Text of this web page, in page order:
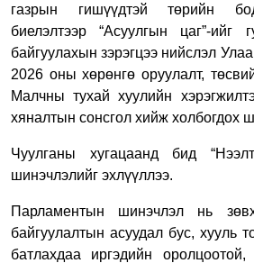
газрын гишүүдтэй төрийн
биелэлтээр “Асуулгын цаг”-ийг
байгуулахын зэрэгцээ нийслэл
2026 оны хөрөнгө оруулалт,
Малчны тухай хуулийн
хяналтын сонсгол хийж холбогдох
Чуулганы хугацаанд бид
шинэчлэлийг эхлүүллээ.
Парламентын шинэчлэл нь
байгуулалтын асуудал бус, хууль
батлахдаа иргэдийн оролцоотой,